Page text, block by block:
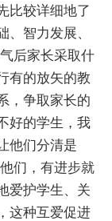
比较详细地了
、智力发展、
后家长采取什
有的放矢的教
，争取家长的
好的学生，我
他们分清是
们，有进步就
爱护学生、关
这种互爱促进